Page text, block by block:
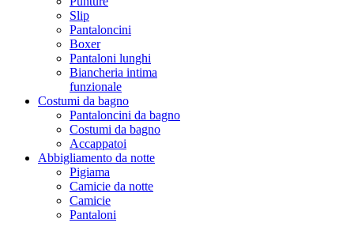
Slip
Pantaloncini
Boxer
Pantaloni lunghi
Biancheria intima
funzionale
Costumi da bagno
Pantaloncini da bagno
Costumi da bagno
Accappatoi
Abbigliamento da notte
Pigiama
Camicie da notte
Camicie
Pantaloni